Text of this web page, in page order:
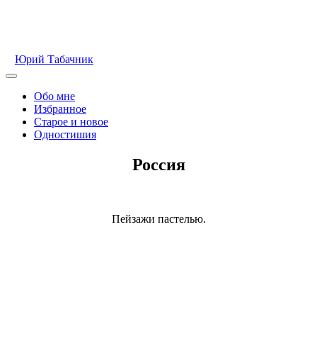
Юрий Табачник
Главное
Обо мне
Избранное
Старое и новое
Одностишия
Россия
Пейзажи пастелью.